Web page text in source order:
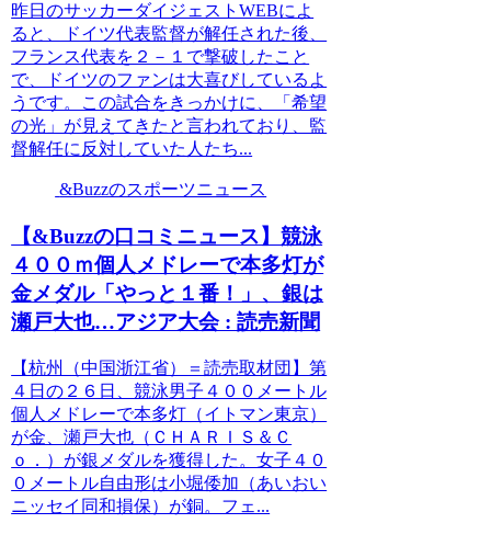
昨日のサッカーダイジェストWEBによ
ると、ドイツ代表監督が解任された後、
フランス代表を２－１で撃破したこと
で、ドイツのファンは大喜びしているよ
うです。この試合をきっかけに、「希望
の光」が見えてきたと言われており、監
督解任に反対していた人たち...
&Buzzのスポーツニュース
【&Buzzの口コミニュース】競泳
４００ｍ個人メドレーで本多灯が
金メダル「やっと１番！」、銀は
瀬戸大也…アジア大会 : 読売新聞
【杭州（中国浙江省）＝読売取材団】第
４日の２６日、競泳男子４００メートル
個人メドレーで本多灯（イトマン東京）
が金、瀬戸大也（ＣＨＡＲＩＳ＆Ｃ
ｏ．）が銀メダルを獲得した。女子４０
０メートル自由形は小堀倭加（あいおい
ニッセイ同和損保）が銅。フェ...